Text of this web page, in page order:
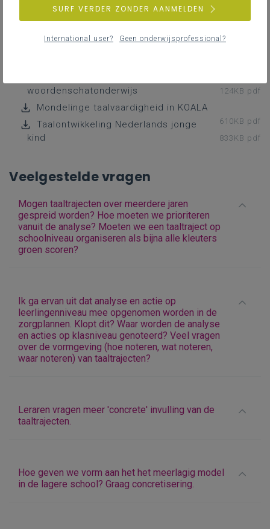
Wat is een taaltraject
Inspiratiefiche rijke mondelinge interactie
woordenschatonderwijs
124KB pdf
Mondelinge taalvaardigheid in KOALA
610KB pdf
Taalontwikkeling Nederlands jonge
kind
833KB pdf
Veelgestelde vragen
Mogen taaltrajecten over meerdere jaren
gespreid worden? Hoe moeten we prioriteren
vanuit de analyse? Moeten we een taaltraject op
schoolniveau organiseren als bijna alle kleuters
groen scoren?
Ik ga ervan uit dat analyse en actie op
leerlingenniveau mee opgenomen worden in de
zorgplannen. Klopt dit? Waar worden de analyse
en acties op klasniveau genoteerd? Veel vragen
over de vormgeving (hoe noteren, wat noteren,
waar noteren) van taaltrajecten?
Leraren vragen meer 'concrete' invulling van de
taaltrajecten.
Hoe geven we vorm aan het het meerlagig model
in de lagere school? Graag concretisering.
SURF VERDER ZONDER AANMELDEN
International user? Geen onderwijsprofessional?